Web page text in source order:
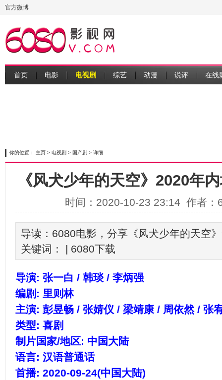
官方微博
首页 电影 电视剧 综艺 动漫 说评 在线
你的位置： 主页 > 电视剧 > 国产剧 > 详细
《风犬少年的天空》2020年
时间：2020-10-23 23:14 作者
导读：6080电影，分享《风犬少年的天空
关键词： | 6080下载
导演: 张一白 / 韩琰 / 李炳强
编剧: 里则林
主演: 彭昱畅 / 张婧仪 / 梁靖康 / 周依然 / 张
类型: 喜剧
制片国家/地区: 中国大陆
语言: 汉语普通话
首播: 2020-09-24(中国大陆)